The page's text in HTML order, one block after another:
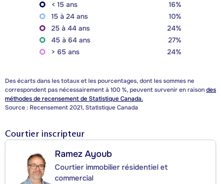
< 15 ans
16%
15 à 24 ans
10%
25 à 44 ans
24%
45 à 64 ans
27%
> 65 ans
24%
Des écarts dans les totaux et les pourcentages, dont les sommes ne
correspondent pas nécessairement à 100 %, peuvent survenir en raisondes
méthodes de recensement de Statistique Canada.
Source : Recensement 2021, Statistique Canada
Courtier inscripteur
Ramez Ayoub
Courtier immobilier résidentiel et
commercial